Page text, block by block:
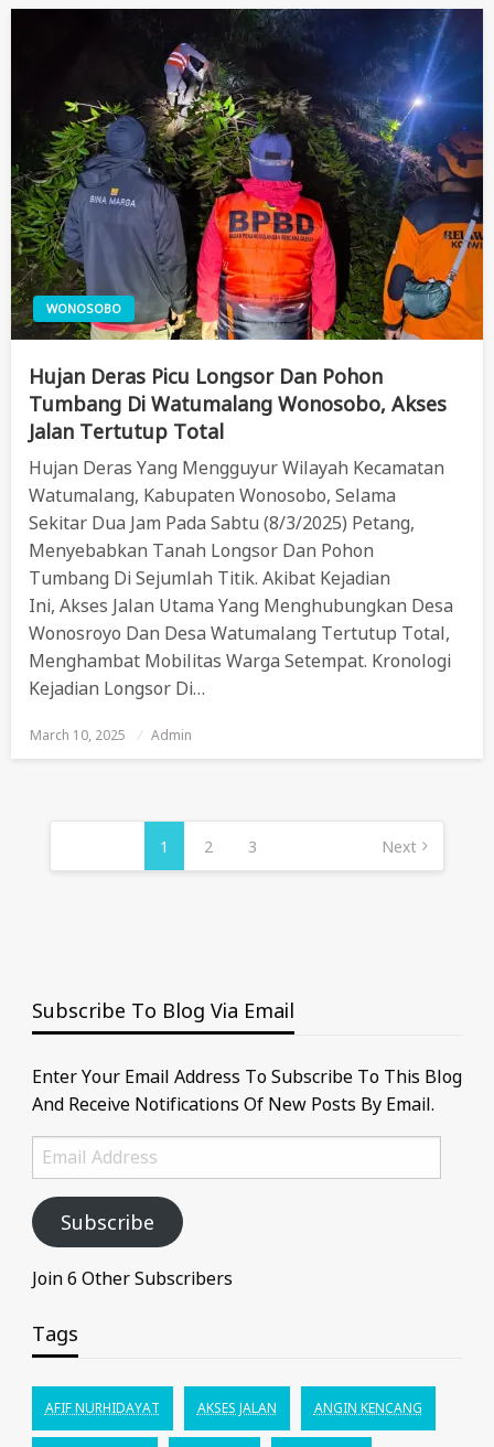
WONOSOBO
Hujan Deras Picu Longsor Dan Pohon
Tumbang Di Watumalang Wonosobo, Akses
Jalan Tertutup Total
Hujan Deras Yang Mengguyur Wilayah Kecamatan
Watumalang, Kabupaten Wonosobo, Selama
Sekitar Dua Jam Pada Sabtu (8/3/2025) Petang,
Menyebabkan Tanah Longsor Dan Pohon
Tumbang Di Sejumlah Titik. Akibat Kejadian
Ini, Akses Jalan Utama Yang Menghubungkan Desa
Wonosroyo Dan Desa Watumalang Tertutup Total,
Menghambat Mobilitas Warga Setempat. Kronologi
Kejadian Longsor Di…
Posted
March 10, 2025 Admin
Posts
Pagination1 2 3 Next
Subscribe To Blog Via Email
Enter Your Email Address To Subscribe To This Blog
And Receive Notifications Of New Posts By Email.
Email
Address
Subscribe
Join 6 Other Subscribers
Tags
AFIF NURHIDAYAT AKSES JALAN ANGIN KENCANG